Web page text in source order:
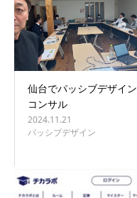
仙台でパッシブデザイン
コンサル
2024.11.21
パッシブデザイン